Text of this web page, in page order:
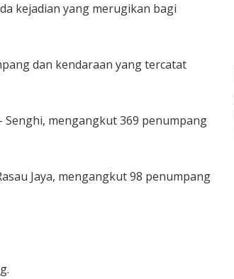
kejadian yang merugikan bagi
dan kendaraan yang tercatat
Senghi, mengangkut 369 penumpang
Jaya, mengangkut 98 penumpang